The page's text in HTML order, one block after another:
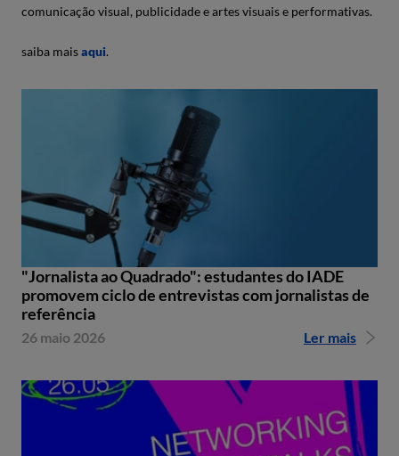
comunicação visual, publicidade e artes visuais e performativas.
saiba maisaqui.
"Jornalista ao Quadrado": estudantes do IADE
promovem ciclo de entrevistas com jornalistas de
referência
26 maio 2026 Ler mais